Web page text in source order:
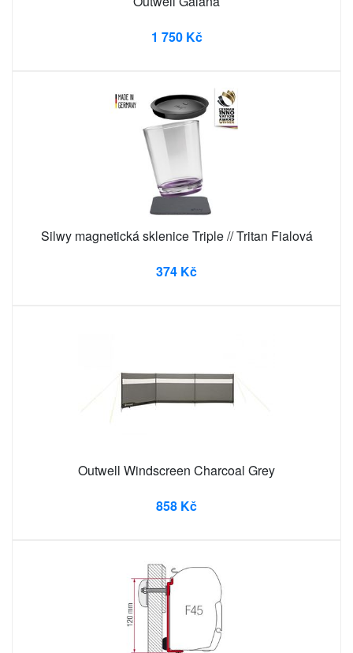
1 750 Kč
Silwy magnetická sklenice Triple // Tritan Fialová
374 Kč
Outwell Windscreen Charcoal Grey
858 Kč